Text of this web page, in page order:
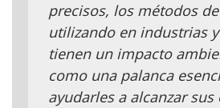
precisos, los métodos
utilizando en industrias
tienen un impacto
como una palanca
ayudarles a alcanzar